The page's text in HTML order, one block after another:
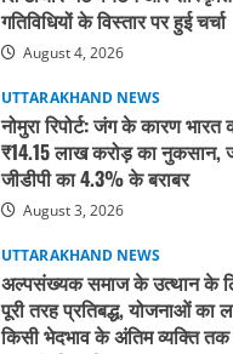
गतिविधियों के विस्तार पर हुई चर्चा
August 4, 2026
UTTARAKHAND NEWS
नोमुरा रिपोर्ट: जंग के कारण भारत
₹14.15 लाख करोड़ का नुकसान,
जीडीपी का 4.3% के बराबर
August 3, 2026
UTTARAKHAND NEWS
अल्पसंख्यक समाज के उत्थान के
पूरी तरह प्रतिबद्ध, योजनाओं का
किसी भेदभाव के अंतिम व्यक्ति